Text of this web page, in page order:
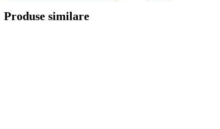
Produse similare